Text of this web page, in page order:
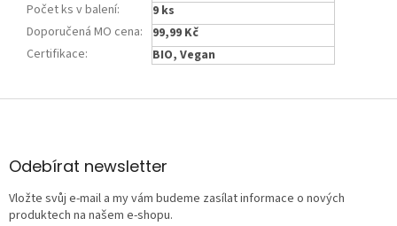
Počet ks v balení:
9 ks
Doporučená MO cena:
99,99 Kč
Certifikace: BIO, Vegan
Z
aOdebírat newsletter
Vložte svůj e-mail a my vám budeme zasílat informace o nových
produktech na našem e-shopu.